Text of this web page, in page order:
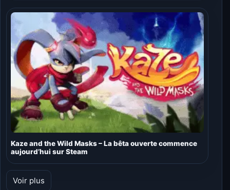
Kaze and the Wild Masks – La bêta ouverte commence
aujourd’hui sur Steam
Voir plus